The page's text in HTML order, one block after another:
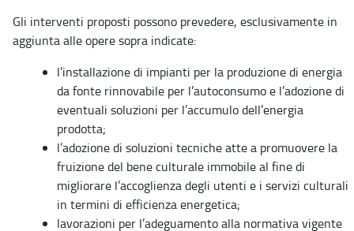
Gli interventi proposti possono prevedere, esclusivamente in
aggiunta alle opere sopra indicate:
l’installazione di impianti per la produzione di energia
da fonte rinnovabile per l’autoconsumo e l’adozione di
eventuali soluzioni per l’accumulo dell’energia
prodotta;
l’adozione di soluzioni tecniche atte a promuovere la
fruizione del bene culturale immobile al fine di
migliorare l’accoglienza degli utenti e i servizi culturali
in termini di efficienza energetica;
lavorazioni per l’adeguamento alla normativa vigente